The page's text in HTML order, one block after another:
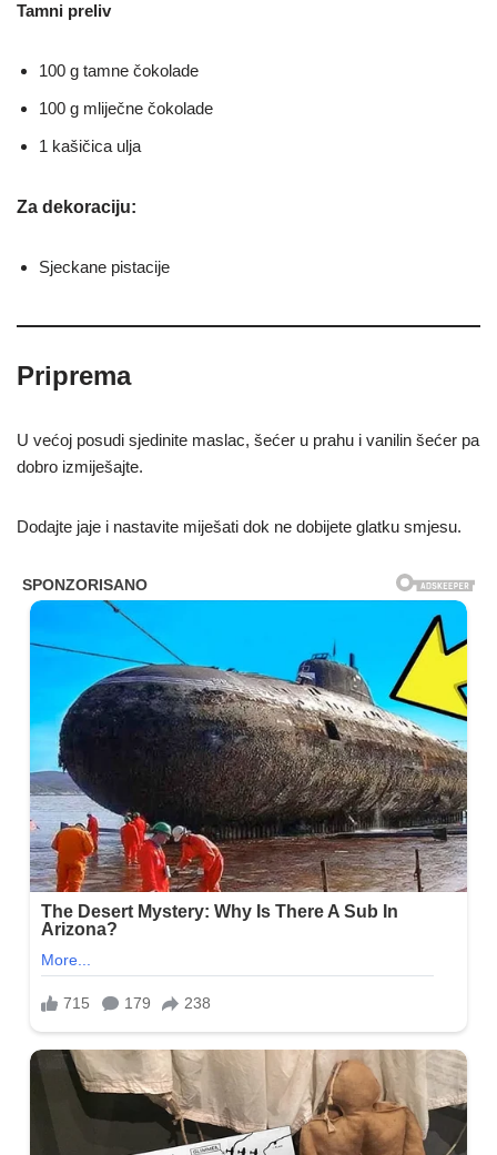
Tamni preliv
100 g tamne čokolade
100 g mliječne čokolade
1 kašičica ulja
Za dekoraciju:
Sjeckane pistacije
Priprema
U većoj posudi sjedinite maslac, šećer u prahu i vanilin šećer pa
dobro izmiješajte.
Dodajte jaje i nastavite miješati dok ne dobijete glatku smjesu.